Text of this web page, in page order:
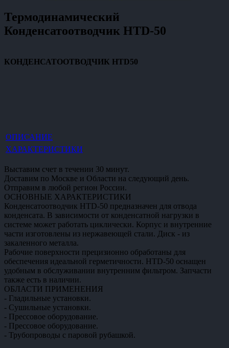
Термодинамический
Конденсатоотводчик HTD-50
КОНДЕНСАТООТВОДЧИК HTD50
ОПИСАНИЕ
ХАРАКТЕРИСТИКИ
Выставим счет в течении 30 минут.
Доставим по Москве и Области на следующий день.
Отправим в любой регион России.
ОСНОВНЫЕ ХАРАКТЕРИСТИКИ
Конденсатоотводчик HTD-50 предназначен для отвода
конденсата. В зависимости от конденсатной нагрузки в
системе может работать циклически. Корпус и внутренние
части изготовлены из нержавеющей стали. Диск - из
закаленного металла.
Рабочие поверхности прецизионно обработаны для
обеспечения идеальной герметичности. HTD-50 оснащен
удобным в обслуживании внутренним фильтром. Запчасти
также есть в наличии.
ОБЛАСТИ ПРИМЕНЕНИЯ
- Гладильные установки.
- Сушильные установки.
- Прессовое оборудование.
- Прессовое оборудование.
- Трубопроводы с паровой рубашкой.